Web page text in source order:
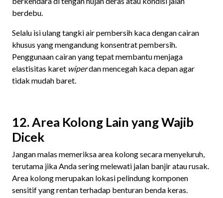
berdebu.
Selalu isi ulang tangki air pembersih kaca dengan cairan
khusus yang mengandung konsentrat pembersih.
Penggunaan cairan yang tepat membantu menjaga
elastisitas karet wiperdan mencegah kaca depan agar
tidak mudah baret.
12. Area Kolong Lain yang Wajib
Dicek
Jangan malas memeriksa area kolong secara menyeluruh,
terutama jika Anda sering melewati jalan banjir atau rusak.
Area kolong merupakan lokasi pelindung komponen
sensitif yang rentan terhadap benturan benda keras.